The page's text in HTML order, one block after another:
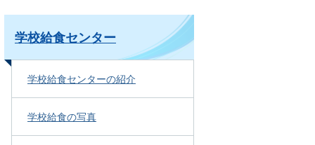
学校給食センター
学校給食センターの紹介
学校給食の写真